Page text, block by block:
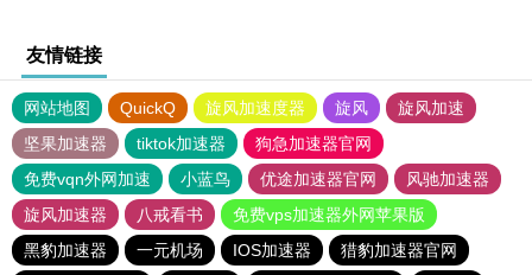
友情链接
网站地图 QuickQ 旋风加速度器 旋风
旋风加速
坚果加速器
tiktok加速器
狗急加速器官网
免费vqn外网加速
小蓝鸟 优途加速器官网
风驰加速器
旋风加速器
八戒看书
免费vps加速器外网苹果版
黑豹加速器
一元机场 IOS加速器
猎豹加速器官网